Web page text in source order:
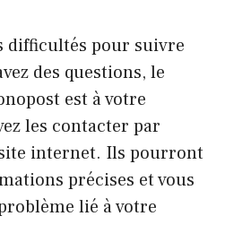
difficultés pour suivre
des questions, le
est à votre
les contacter par
internet. Ils pourront
précises et vous
lié à votre